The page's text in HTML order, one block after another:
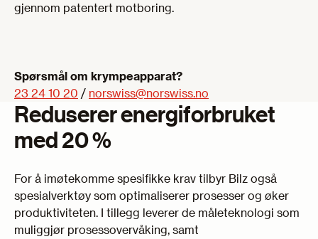
gjennom patentert motboring.
Spørsmål om krympeapparat?
23 24 10 20 / norswiss@norswiss.no
Reduserer energiforbruket
med 20 %
For å imøtekomme spesifikke krav tilbyr Bilz også
spesialverktøy som optimaliserer prosesser og øker
produktiviteten. I tillegg leverer de måleteknologi som
muliggjør prosessovervåking, samt